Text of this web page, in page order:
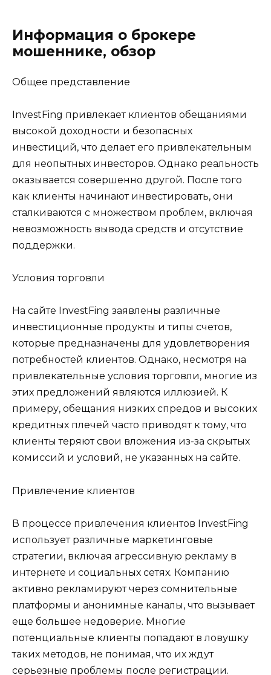
Информация о брокере
мошеннике, обзор
Общее представление
InvestFing привлекает клиентов обещаниями
высокой доходности и безопасных
инвестиций, что делает его привлекательным
для неопытных инвесторов. Однако реальность
оказывается совершенно другой. После того
как клиенты начинают инвестировать, они
сталкиваются с множеством проблем, включая
невозможность вывода средств и отсутствие
поддержки.
Условия торговли
На сайте InvestFing заявлены различные
инвестиционные продукты и типы счетов,
которые предназначены для удовлетворения
потребностей клиентов. Однако, несмотря на
привлекательные условия торговли, многие из
этих предложений являются иллюзией. К
примеру, обещания низких спредов и высоких
кредитных плечей часто приводят к тому, что
клиенты теряют свои вложения из-за скрытых
комиссий и условий, не указанных на сайте.
Привлечение клиентов
В процессе привлечения клиентов InvestFing
использует различные маркетинговые
стратегии, включая агрессивную рекламу в
интернете и социальных сетях. Компанию
активно рекламируют через сомнительные
платформы и анонимные каналы, что вызывает
еще большее недоверие. Многие
потенциальные клиенты попадают в ловушку
таких методов, не понимая, что их ждут
серьезные проблемы после регистрации.